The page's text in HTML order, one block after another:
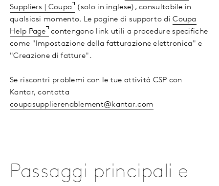
Suppliers | Coupa
(solo in inglese), consultabile in
qualsiasi momento. Le pagine di supporto diCoupa
Help Page contengono link utili a procedure specifiche
come "Impostazione della fatturazione elettronica" e
"Creazione di fatture".
Se riscontri problemi con le tue attività CSP con
Kantar, contatta
coupasupplierenablement@kantar.com
Passaggi principali e